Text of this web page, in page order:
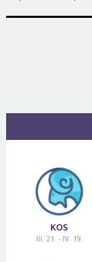
KOS
III. 21. - IV. 19.